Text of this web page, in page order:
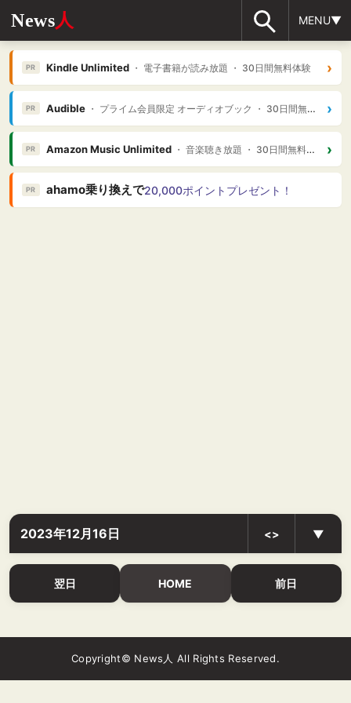
News人 MENU▼
PR Kindle Unlimited・ 電子書籍が読み放題 ・ 30日間無料体験 ›
PR Audible・ プライム会員限定 オーディオブック ・ 30日間無料体験 ›
PR Amazon Music Unlimited・ 音楽聴き放題 ・ 30日間無料体験 ›
PR ahamo乗り換えで20,000ポイントプレゼント！
2023年12月16日 <> ▼
翌日 HOME 前日
Copyright© News人 All Rights Reserved.